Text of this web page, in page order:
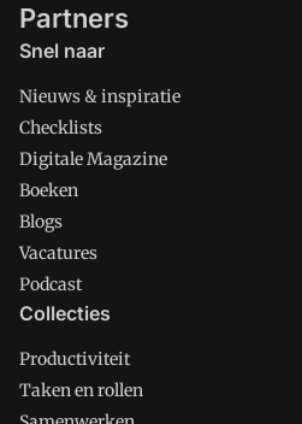
Partners
Snel naar
Nieuws & inspiratie
Checklists
Digitale Magazine
Boeken
Blogs
Vacatures
Podcast
Collecties
Productiviteit
Taken en rollen